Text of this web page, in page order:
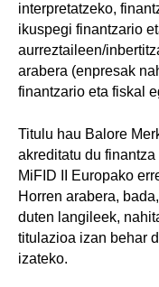
interpretatzeko,
ikuspegi finantzario
aurreztaileen/
arabera (enpresak
finantzario eta fiskal
Titulu hau Balore
akreditatu du
MiFID II Europako
Horren arabera,
duten langileek,
titulazioa izan behar
izateko.